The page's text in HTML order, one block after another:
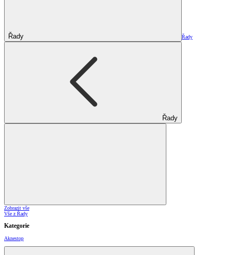
Řady Řady
Řady
Zobrazit vše
Vše z Řady
Kategorie
Aknestop